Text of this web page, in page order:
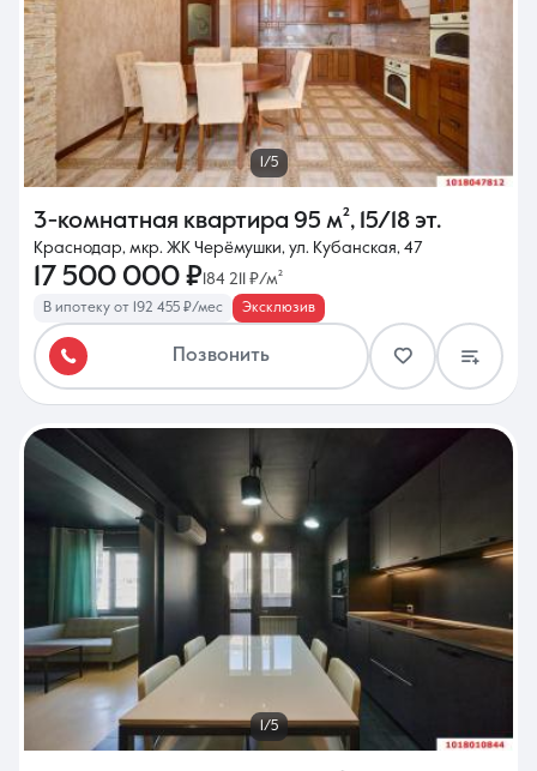
1/5
3-комнатная квартира 95 м², 15/18 эт.
Краснодар, мкр. ЖК Черёмушки, ул. Кубанская, 47
17 500 000 ₽184 211 ₽/м²
В ипотеку от 192 455 ₽/мес Эксклюзив
Позвонить
1/5